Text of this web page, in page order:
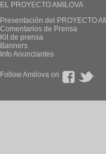
EL PROYECTO AMILOVA
Presentación del PROYECTO
Comentarios de Prensa
Kit de prensa
Banners
Info Anunciantes
Follow Amilova on